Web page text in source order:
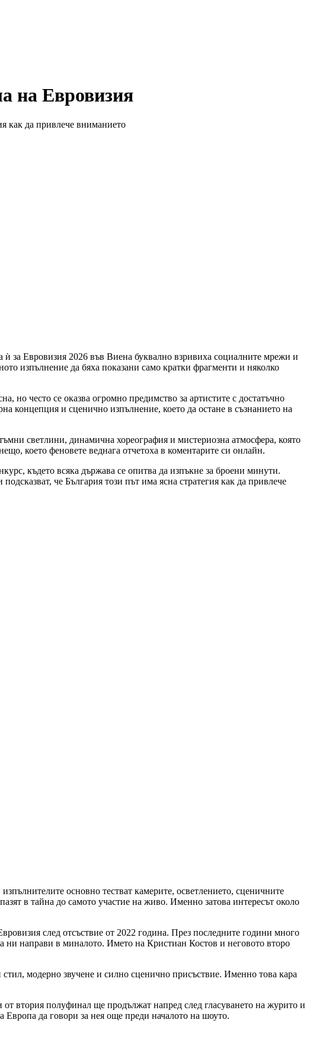
на Евровизия
как да привлече вниманието
ѝ за Евровизия 2026 във Виена буквално взривиха социалните мрежи и
изпълнение да бяха показани само кратки фрагменти и няколко
но често се оказва огромно предимство за артистите с достатъчно
концепция и сценично изпълнение, което да остане в съзнанието на
светлини, динамична хореография и мистериозна атмосфера, която
което феновете веднага отчетоха в коментарите си онлайн.
където всяка държава се опитва да изпъкне за броени минути.
че България този път има ясна стратегия как да привлече
основно тестват камерите, осветлението, сценичните
в тайна до самото участие на живо. Именно затова интересът около
след отсъствие от 2022 година. През последните години много
ни направи в миналото. Името на Кристиан Костов и неговото второ
модерно звучене и силно сценично присъствие. Именно това кара
втория полуфинал ще продължат напред след гласуването на журито и
Европа да говори за нея още преди началото на шоуто.